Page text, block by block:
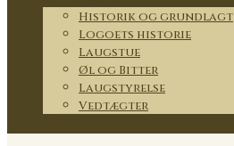
Historik og grundlagt
Logoets historie
Laugstue
Øl og Bitter
Laugstyrelse
Vedtægter